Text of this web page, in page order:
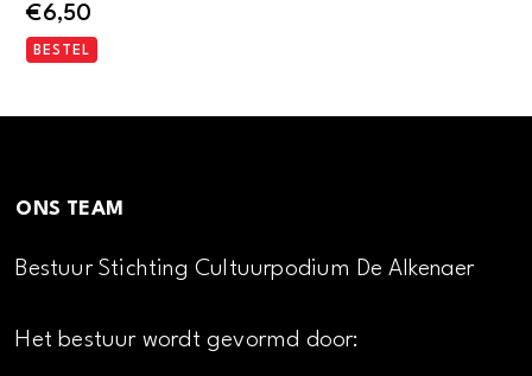
€6,50
BESTEL
ONS TEAM
Bestuur Stichting Cultuurpodium De Alkenaer
Het bestuur wordt gevormd door: